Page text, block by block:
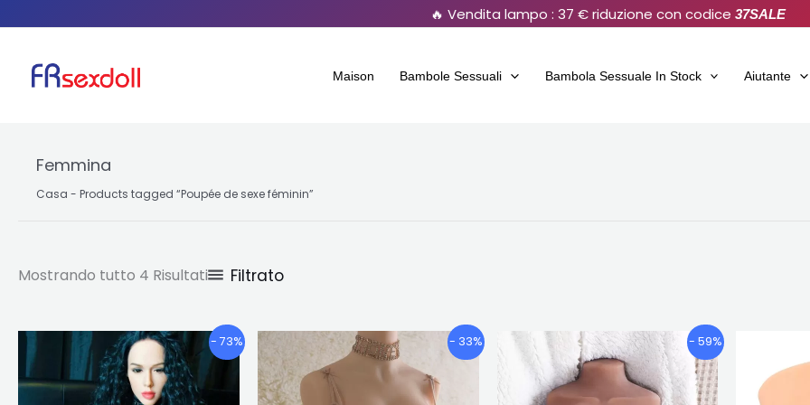
contenuto
🔥 Vendita lampo : 37 € riduzione con codice 37SALE
Maison Bambole Sessuali Bambola Sessuale In Stock Aiutante
Femmina
Casa - Products tagged “Poupée de sexe féminin”
Mostrando tutto 4 Risultati Filtrato
- 73%
Fascia
di
prezzo:
Questo
prodotto
ha
- 33%
Il
prezzo
originale
Il
prezzo
attuale
- 59%
prezzo
originale
Il
prezzo
attuale